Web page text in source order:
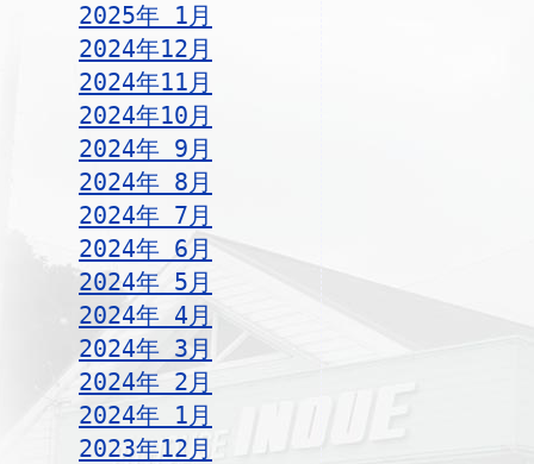
2025年 1月
2024年12月
2024年11月
2024年10月
2024年 9月
2024年 8月
2024年 7月
2024年 6月
2024年 5月
2024年 4月
2024年 3月
2024年 2月
2024年 1月
2023年12月